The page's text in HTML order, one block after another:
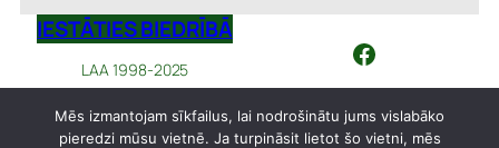
IESTĀTIES BIEDRĪBĀ
LAA 1998-2025 Facebook
Mēs izmantojam sīkfailus, lai nodrošinātu jums vislabāko
pieredzi mūsu vietnē. Ja turpināsit lietot šo vietni, mēs